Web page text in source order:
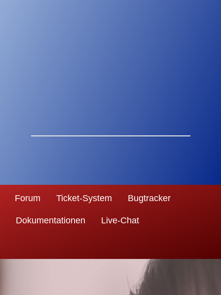
Forum Ticket-System Bugtracker
Dokumentationen Live-Chat